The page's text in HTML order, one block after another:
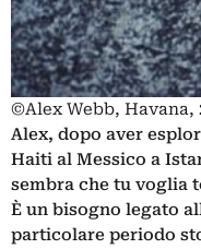
©Alex Webb, Havana,
Alex, dopo aver
Haiti al Messico a
sembra che tu voglia
È un bisogno legato
particolare periodo